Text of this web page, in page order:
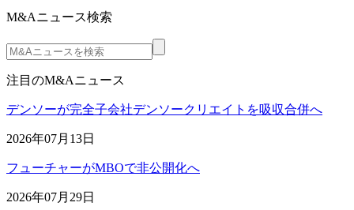
M&Aニュース検索
注目のM&Aニュース
デンソーが完全子会社デンソークリエイトを吸収合併へ
2026年07月13日
フューチャーがMBOで非公開化へ
2026年07月29日